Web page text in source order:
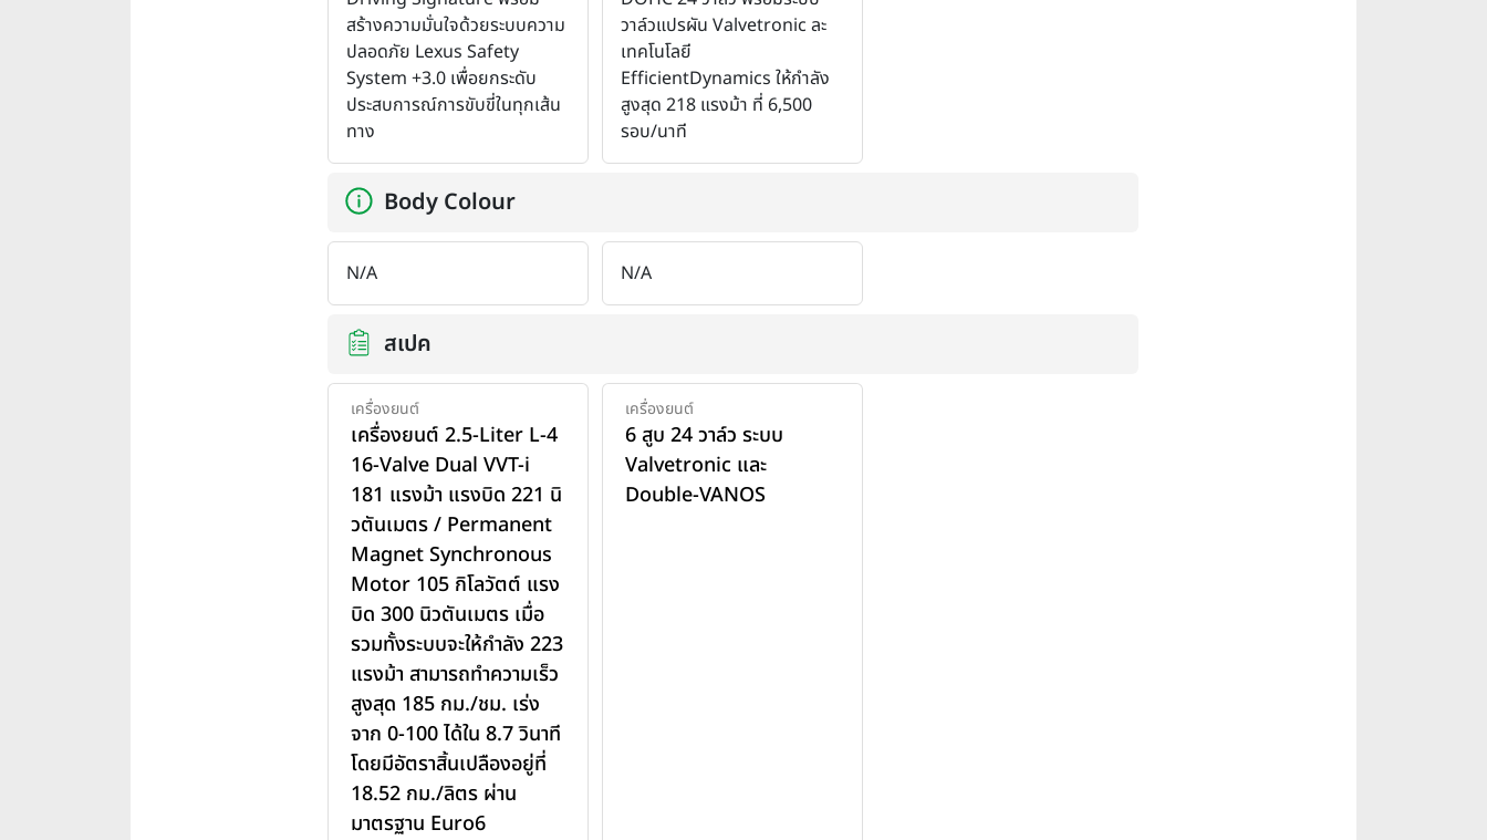
สร้างความมั่นใจด้วยระบบความ
ปลอดภัย Lexus Safety
System +3.0 เพื่อยกระดับ
ประสบการณ์การขับขี่ในทุกเส้น
ทาง
วาล์วแปรผัน Valvetronic ละ
เทคโนโลยี
EfficientDynamics ให้กำลัง
สูงสุด 218 แรงม้า ที่ 6,500
รอบ/นาที
Body Colour
N/A N/A
สเปค
เครื่องยนต์
เครื่องยนต์ 2.5-Liter L-4
16-Valve Dual VVT-i
181 แรงม้า แรงบิด 221 นิ
วตันเมตร / Permanent
Magnet Synchronous
Motor 105 กิโลวัตต์ แรง
บิด 300 นิวตันเมตร เมื่อ
รวมทั้งระบบจะให้กำลัง 223
แรงม้า สามารถทำความเร็ว
สูงสุด 185 กม./ชม. เร่ง
จาก 0-100 ได้ใน 8.7 วินาที
โดยมีอัตราสิ้นเปลืองอยู่ที่
18.52 กม./ลิตร ผ่าน
มาตรฐาน Euro6
เครื่องยนต์
6 สูบ 24 วาล์ว ระบบ
Valvetronic และ
Double-VANOS